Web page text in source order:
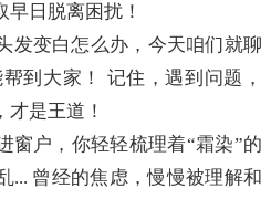
日脱离困扰！
发变白怎么办，今天咱们就聊
到大家！ 记住，遇到问题，
是王道！
窗户，你轻轻梳理着“霜染”的
... 曾经的焦虑，慢慢被理解和